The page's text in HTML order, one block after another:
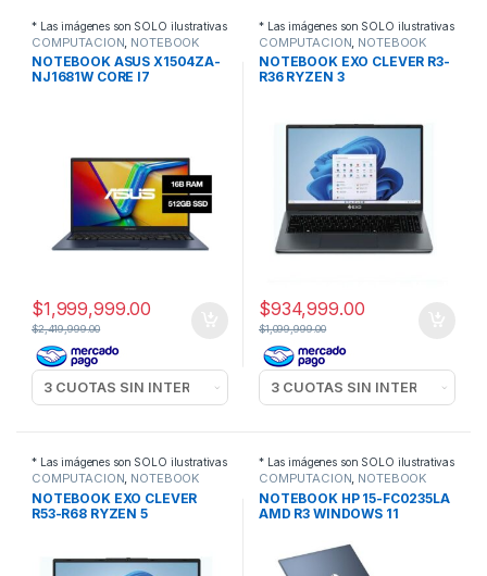
* Las imágenes son SOLO ilustrativas
COMPUTACION NOTEBOOK
NOTEBOOK ASUS X1504ZA-
NJ1681W CORE I7
$1,999,999.00
$2,419,999.00
* Las imágenes son SOLO ilustrativas
COMPUTACION NOTEBOOK
NOTEBOOK EXO CLEVER R3-
R36 RYZEN 3
$934,999.00
$1,099,999.00
* Las imágenes son SOLO ilustrativas
COMPUTACION, NOTEBOOK
NOTEBOOK EXO CLEVER
R53-R68 RYZEN 5
* Las imágenes son SOLO ilustrativas
COMPUTACION, NOTEBOOK
NOTEBOOK HP 15-FC0235LA
AMD R3 WINDOWS 11